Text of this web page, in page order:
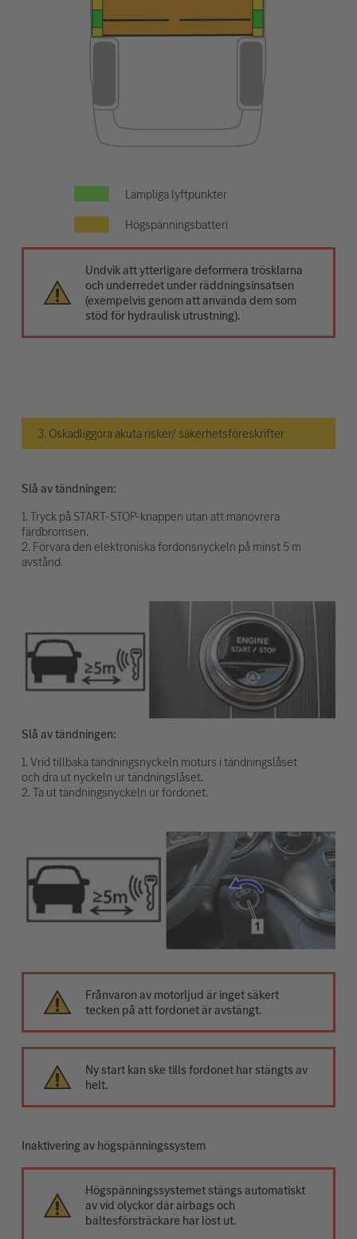
Lämpliga lyftpunkter
Högspänningsbatteri
Undvik att ytterligare deformera trösklarna
och underredet under räddningsinsatsen
(exempelvis genom att använda dem som
stöd för hydraulisk utrustning).
3. Oskadliggöra akuta risker/ säkerhetsföreskrifter
Slå av tändningen:
1. Tryck på START-STOP-knappen utan att manövrera
färdbromsen.
2. Förvara den elektroniska fordonsnyckeln på minst 5 m
avstånd.
Slå av tändningen:
1. Vrid tillbaka tändningsnyckeln moturs i tändningslåset
och dra ut nyckeln ur tändningslåset.
2. Ta ut tändningsnyckeln ur fordonet.
Frånvaron av motorljud är inget säkert
tecken på att fordonet är avstängt.
Ny start kan ske tills fordonet har stängts av
helt.
Inaktivering av högspänningssystem
Högspänningssystemet stängs automatiskt
av vid olyckor där airbags och
bältesförsträckare har löst ut.